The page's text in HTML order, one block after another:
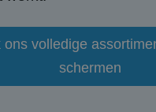
ons volledige
schermen